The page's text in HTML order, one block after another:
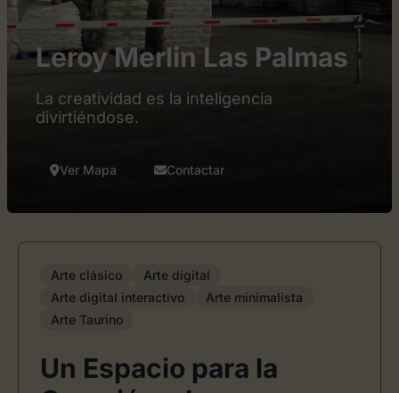
Leroy Merlin Las Palmas
La creatividad es la inteligencia
divirtiéndose.
Ver Mapa Contactar
Arte clásico
Arte digital
Arte digital interactivo
Arte minimalista
Arte Taurino
Un Espacio para la